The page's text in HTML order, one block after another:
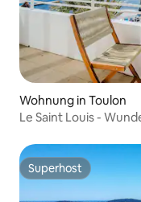
Wohnung in Toulon
Le Saint Louis -
Superhost
Superhost